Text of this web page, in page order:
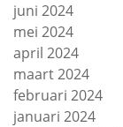
juni 2024
mei 2024
april 2024
maart 2024
februari 2024
januari 2024